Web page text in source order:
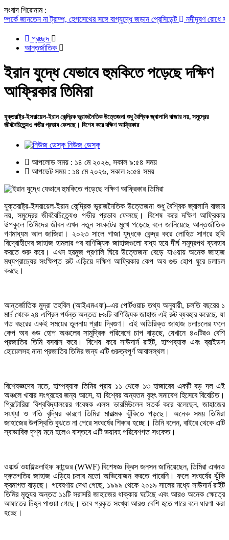
সংবাদ শিরোনাম :
না ট্রাম্প, হেগসেথের সঙ্গে বাগ্‌যুদ্ধে জড়ান প্রেসিডেন্ট নদীদূষণ রোধে সমন্বিত
প্রচ্ছদ
আন্তর্জাতিক
ইরান যুদ্ধে যেভাবে হুমকিতে পড়েছে দক্ষিণ
আফ্রিকার তিমিরা
যুক্তরাষ্ট্র-ইসরায়েল-ইরান কেন্দ্রিক ভূরাজনৈতিক উত্তেজনা শুধু বৈশ্বিক জ্বালানি বাজার নয়, সমুদ্রের
জীববৈচিত্র্যেও গভীর প্রভাব ফেলছে। বিশেষ করে দক্ষিণ আফ্রিকার
নিউজ ডেস্ক
আপলোড সময় : ১৪ মে ২০২৬, সকাল ৯:৫৪ সময়
আপডেট সময় : ১৪ মে ২০২৬, সকাল ৯:৫৪ সময়
যুক্তরাষ্ট্র-ইসরায়েল-ইরান কেন্দ্রিক ভূরাজনৈতিক উত্তেজনা শুধু বৈশ্বিক জ্বালানি বাজার
নয়, সমুদ্রের জীববৈচিত্র্যেও গভীর প্রভাব ফেলছে। বিশেষ করে দক্ষিণ আফ্রিকার
উপকূলে তিমিদের জীবন এখন নতুন সংকটের মুখে পড়েছে বলে জানিয়েছে আন্তর্জাতিক
গণমাধ্যম আল জাজিরা। ২০২৩ সালে গাজা যুদ্ধকে কেন্দ্র করে লোহিত সাগরে হুথি
বিদ্রোহীদের জাহাজ হামলার পর বাণিজ্যিক জাহাজগুলো বাধ্য হয়ে দীর্ঘ সমুদ্রপথ ব্যবহার
করতে শুরু করে। এখন হরমুজ প্রণালি ঘিরে উত্তেজনা বেড়ে যাওয়ায় অনেক জাহাজ
মধ্যপ্রাচ্যের সংক্ষিপ্ত রুট এড়িয়ে দক্ষিণ আফ্রিকার কেপ অব গুড হোপ ঘুরে চলাচল
করছে।
আন্তর্জাতিক মুদ্রা তহবিল (আইএমএফ)–এর পোর্টওয়াচ তথ্য অনুযায়ী, চলতি বছরের ১
মার্চ থেকে ২৪ এপ্রিল পর্যন্ত অন্তত ৮৯টি বাণিজ্যিক জাহাজ এই রুট ব্যবহার করেছে, যা
গত বছরের একই সময়ের তুলনায় প্রায় দ্বিগুণ। এই অতিরিক্ত জাহাজ চলাচলের ফলে
কেপ অব গুড হোপ অঞ্চলের সামুদ্রিক পরিবেশে চাপ বাড়ছে, যেখানে ৪০টিরও বেশি
প্রজাতির তিমি বসবাস করে। বিশেষ করে সাউদার্ন রাইট, হাম্পব্যাক এবং ব্রাইডস
হোয়েলসহ নানা প্রজাতির তিমির জন্য এটি গুরুত্বপূর্ণ আবাসস্থল।
বিশেষজ্ঞদের মতে, হাম্পব্যাক তিমির প্রায় ১১ থেকে ১৩ হাজারের একটি বড় দল এই
অঞ্চলে খাবার সংগ্রহের জন্য আসে, যা বিশ্বের অন্যতম বৃহৎ সমাবেশ হিসেবে বিবেচিত।
প্রিটোরিয়া বিশ্ববিদ্যালয়ের গবেষক এলস ভারমিউলেন সতর্ক করে বলেছেন, জাহাজের
সংখ্যা ও গতি বৃদ্ধির কারণে তিমিরা মারাত্মক ঝুঁকিতে পড়ছে। অনেক সময় তিমিরা
জাহাজের উপস্থিতি বুঝতে না পেরে সংঘর্ষের শিকার হচ্ছে। তিনি বলেন, বাইরে থেকে এটি
স্বাভাবিক দৃশ্য মনে হলেও বাস্তবে এটি ভয়াবহ পরিবেশগত সংকেত।
ওয়ার্ল্ড ওয়াইল্ডলাইফ ফান্ডের (WWF) বিশেষজ্ঞ ক্রিস জনসন জানিয়েছেন, তিমিরা এখনও
দ্রুতগতির জাহাজ এড়িয়ে চলার মতো অভিযোজন করতে পারেনি। ফলে সংঘর্ষের ঝুঁকি
ক্রমাগত বাড়ছে। গবেষণায় দেখা গেছে, ১৯৯৯ থেকে ২০১৯ সালের মধ্যে সাউদার্ন রাইট
তিমির মৃত্যুর অন্তত ১১টি সরাসরি জাহাজের ধাক্কায় ঘটেছে এবং আরও অনেক ক্ষেত্রে
আঘাতের চিহ্ন পাওয়া গেছে। তবে প্রকৃত সংখ্যা আরও বেশি হতে পারে বলে ধারণা করা
হচ্ছে।